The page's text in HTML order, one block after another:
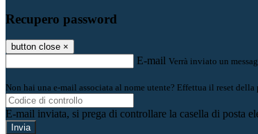
Recupero password
button close ×
E-mail Verrà inviato un
Non hai una e-mail associata al nome utente? Effettua il reset della
E-mail inviata, si prega di controllare la casella di posta